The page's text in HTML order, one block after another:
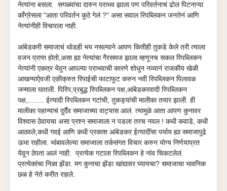
नेत्यांना बसला. सगळ्यांचा दारुन पराभव झाला.पण परिवर्तनाचं ढाेल पिटनाऱ्या
काँग्रेसला "आता परिवर्तन कुठे गेलं ?" असा सवाल रिपब्लिकन जनतेनं आणि
नेत्यांनीही विचारला नाही.
आंबेडकरी समाजाचं थाेडही भय नसल्याने आपण कितीही तुकडे केले तरी त्याला
वजन प्राप्त हाेताे,असा ह्या नेत्यांचा गैरसमज झाला.म्हणूनच सकल रिपब्लिकन
नेत्यांनी एकत्र येवुन आपल्या पराभवाची कारणे शाेधुन नव्यानं राजकीय खेळी
आखन्याऐवजी एकीक्रुत रिपाईची फाटाफुट करुन नवी रिपब्लिकन पिलावळ
जन्माला घातली. पिरिप,प्रबुद्ध रिपब्लिकन पक्ष,आंबेडकरवादी रिपब्लिकन
पक्ष,........ ईत्यादी रिपब्लिकन गटांची, तुकड्यांची मालीका तयार झाली. ही
मालीका पहान्याचं दुर्दैव समाजाच्या वाट्यास आलं. त्यामुळे आता आपण कुनावर
विश्वास ठेवायचा असा प्रश्न समाजाला न पडला तरच नवल ! कधी कवाडे, कधी
आठवले,कधी गवई आणि कधी प्रकाश आंबेडकर ईत्यादींचा पर्याय ह्या समाजापुढे
ऊभा राहीला. भांबावलेल्या समाजाला तर्कसंगत विचार करुन याेग्य निर्णयाप्रत
येवून ठेपता आलं नाही. प्रत्येक गटाला रिपब्लिकन हे नांव चिकटलेलं.
प्रत्येकांचा निळा झेंडा. मग कुनाचा झेंडा खांद्यावर घ्यायचा? समाजाचा भावनिक
छळ हे नेते करीत राहले.